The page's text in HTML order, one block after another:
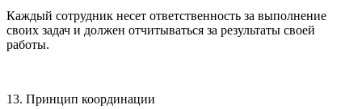
Каждый сотрудник несет ответственность за выполнение
своих задач и должен отчитываться за результаты своей
работы.
13. Принцип координации